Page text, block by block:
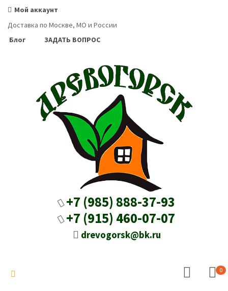
Мой аккаунт
Доставка по Москве, МО и России
Блог
ЗАДАТЬ ВОПРОС
+7 (985) 888-37-93
+7 (915) 460-07-07
drevogorsk@bk.ru
0